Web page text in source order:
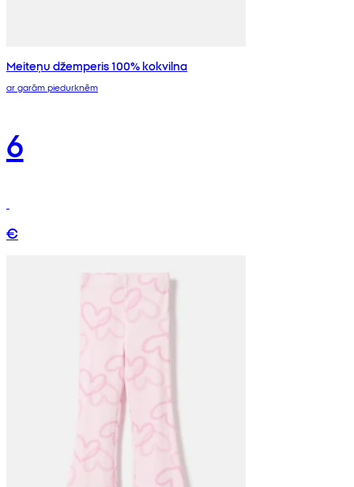
Meiteņu džemperis 100% kokvilna
ar garām piedurknēm
6
€